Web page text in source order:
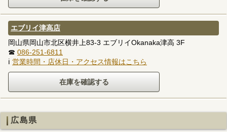
エブリイ津高店
岡山県岡山市北区横井上83-3 エブリイOkanaka津高 3F
☎ 086-251-6811
ℹ 営業時間・店休日・アクセス情報はこちら
広島県